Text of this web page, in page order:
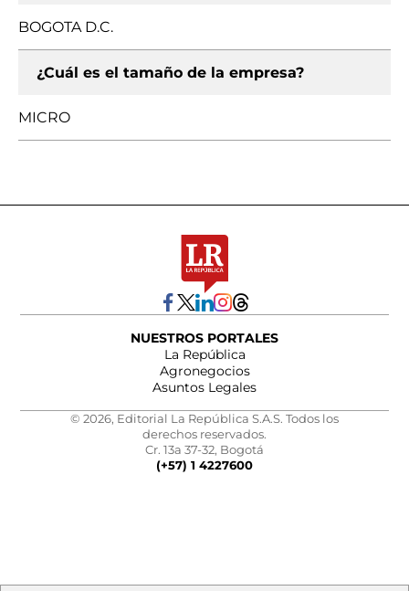
BOGOTA D.C.
¿Cuál es el tamaño de la empresa?
MICRO
NUESTROS PORTALES
La República
Agronegocios
Asuntos Legales
© 2026, Editorial La República S.A.S. Todos los
derechos reservados.
Cr. 13a 37-32, Bogotá
(+57) 1 4227600